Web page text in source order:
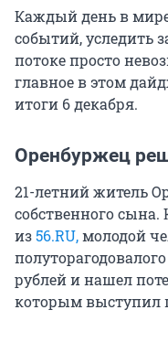
Каждый день в
событий, уследить
потоке просто
главное в этом
итоги 6 декабря.
Оренбуржец
21-летний житель
собственного
из56.RU,молодой
рублей и нашел
которым выступил